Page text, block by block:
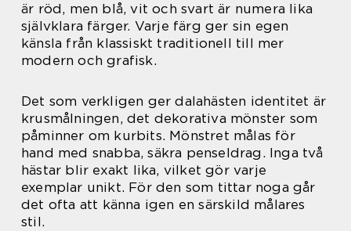
är röd, men blå, vit och svart är numera lika
självklara färger. Varje färg ger sin egen
känsla från klassiskt traditionell till mer
modern och grafisk.
Det som verkligen ger dalahästen identitet är
krusmålningen, det dekorativa mönster som
påminner om kurbits. Mönstret målas för
hand med snabba, säkra penseldrag. Inga två
hästar blir exakt lika, vilket gör varje
exemplar unikt. För den som tittar noga går
det ofta att känna igen en särskild målares
stil.